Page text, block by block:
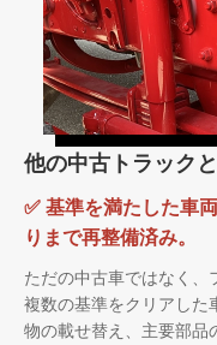
他の中古トラック
✅ 基準を満たした車
りまで再整備済み。
ただの中古車ではなく、
複数の基準をクリアした
物の載せ替え、主要部品